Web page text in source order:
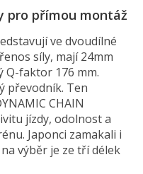
pro přímou montáž
ve dvoudílné
síly, mají 24mm
Q-faktor 176 mm.
převodník. Ten
CHAIN
jízdy, odolnost a
Japonci zamakali i
výběr je ze tří délek